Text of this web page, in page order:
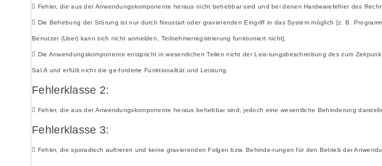
 Fehler, die aus der Anwendungskomponente heraus nicht behebbar sind und bei denen Hardwarefehler des
 Die Behebung der Störung ist nur durch Neustart oder gravierenden Eingriff in das System möglich [z. B.
Benutzer (User) kann sich nicht anmelden, Teilnehmerregistrierung funktioniert nicht].
 Die Anwendungskomponente entspricht in wesentlichen Teilen nicht der Leis-tungsbeschreibung des zum
Sal.A und erfüllt nicht die ge-forderte Funktionalität und Leistung.
Fehlerklasse 2:
 Fehler, die aus der Anwendungskomponente heraus behebbar sind, jedoch eine wesentliche Behinderung
Fehlerklasse 3:
 Fehler, die sporadisch auftreten und keine gravierenden Folgen bzw. Behinde-rungen für den Betrieb der